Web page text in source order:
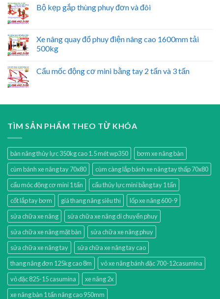
Bộ kẹp gắp thùng phuy đơn và đôi
Xe nâng quay đổ phuy điện nâng cao 1600mm tải
500kg
Cẩu mốc động cơ mini bằng tay 2 tấn và 3 tấn
TÌM SẢN PHẨM THEO TỪ KHÓA
bàn nâng thủy lực 350kg cao 1.5 mét wp350
bơm xe nâng bàn
cùm bánh xe nâng tay 70x80
cùm càng lắp bánh xe nâng tay thấp 70x80
cẩu móc động cơ mini 1 tấn
cẩu thủy lực mini bằng tay 1 tấn
cốt lắp tay bơm
giá thang nâng siêu thị
lốp xe nâng 600-9
sửa chữa xe nâng
sửa chữa xe nâng di chuyển phuy
sửa chữa xe nâng mặt bàn
sửa chữa xe nâng phuy
sửa chữa xe nâng tay
sửa chữa xe nâng tay cao
thang nâng đơn 125kg cao 8m
vỏ xe nâng bánh đặc 700-12casumina
vỏ đặc 825-15 casumina
xe nâng 2x
xe nâng bàn 1 tấn nâng cao 950mm